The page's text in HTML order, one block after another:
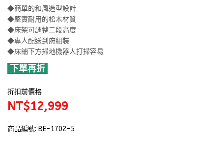
◆簡單的和風造型設計
◆堅實耐用的松木材質
◆床架可調整二段高度
◆專人配送到府組裝
◆床鋪下方掃地機器人打掃容易
下單再折
折扣前價格
NT$12,999
商品編號: BE-1702-5